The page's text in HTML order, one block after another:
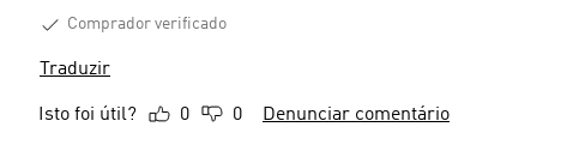
Comprador verificado
Traduzir
Isto foi útil? 0 0 Denunciar comentário